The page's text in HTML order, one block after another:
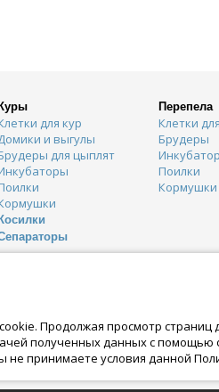
Куры
для кур
и выгулы
для цыплят
Косилки
Перепела
Клетки
Брудеры
Поилки
Кормушки
Продолжая просмотр страниц
полученных данных с
принимаете условия данной